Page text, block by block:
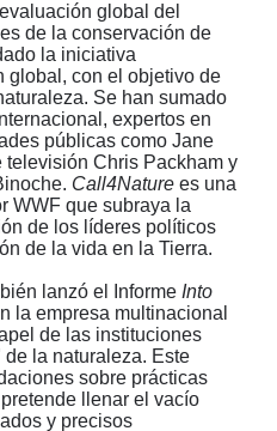
global del
de la conservación de
la iniciativa
global, con el objetivo de
Se han sumado
expertos en
públicas como Jane
Chris Packham y
Call4Nature es una
WWF que subraya la
de los líderes políticos
de la vida en la Tierra.
lanzó el Informe Into
la empresa multinacional
de las instituciones
la naturaleza. Este
sobre prácticas
llenar el vacío
y precisos